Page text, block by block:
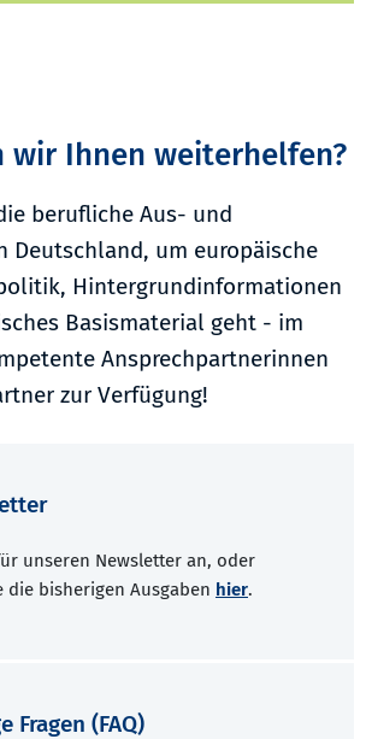
wir Ihnen weiterhelfen?
berufliche Aus- und
Deutschland, um europäische
Hintergrundinformationen
Basismaterial geht - im
Ansprechpartnerinnen
zur Verfügung!
unseren Newsletter an, oder
die bisherigen Ausgaben hier.
Fragen (FAQ)